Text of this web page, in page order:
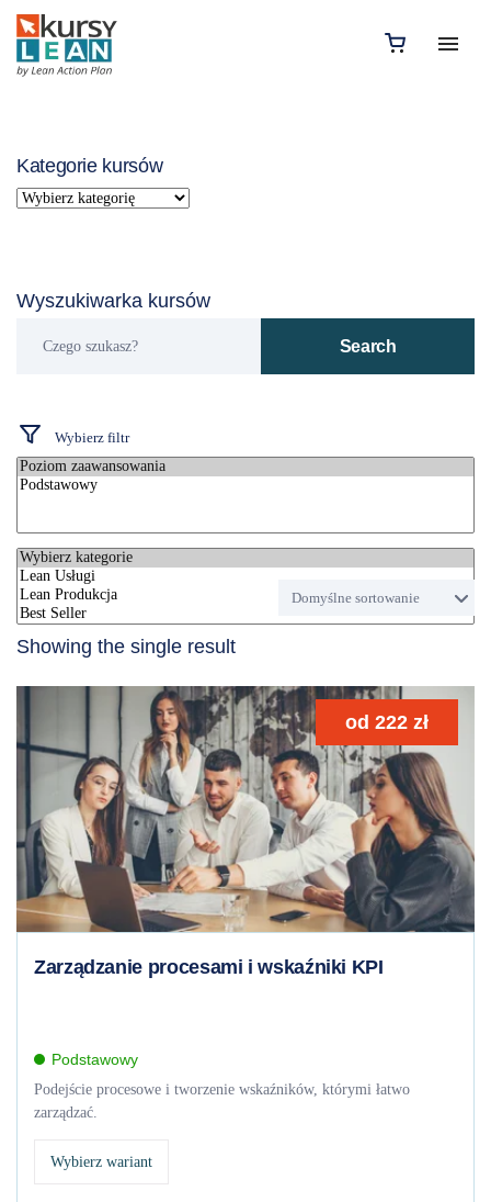
Kategorie kursów
Wyszukiwarka kursów
szukasz?
Search
Wybierz filtr
Showing the single result
od 222 zł
Zarządzanie procesami i wskaźniki KPI
Podstawowy
Podejście procesowe i tworzenie wskaźników, którymi łatwo
zarządzać.
Wybierz wariant